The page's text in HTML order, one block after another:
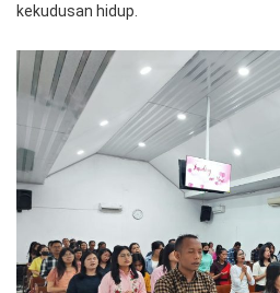
kekudusan hidup.